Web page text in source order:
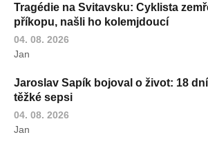
Tragédie na Svitavsku: Cyklista
příkopu, našli ho kolemjdoucí
04. 08. 2026
Jan
Jaroslav Sapík bojoval o život: 18
těžké sepsi
04. 08. 2026
Jan